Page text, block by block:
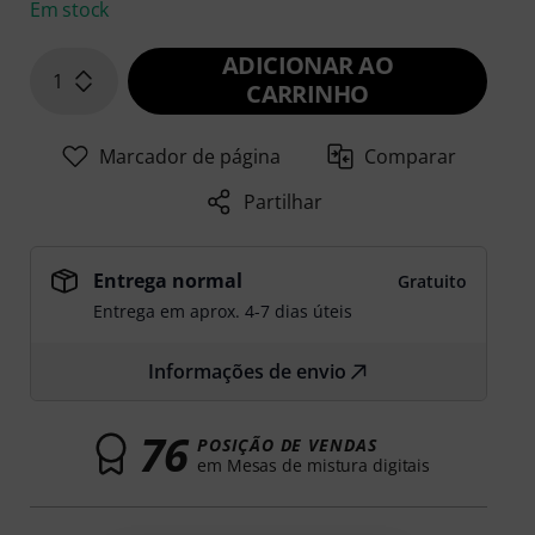
Em stock
1
ADICIONAR AO
CARRINHO
Marcador de página
Comparar
Partilhar
Entrega normal
Gratuito
Entrega em aprox. 4-7 dias úteis
Informações de envio
76 POSIÇÃO DE VENDAS
em Mesas de mistura digitais